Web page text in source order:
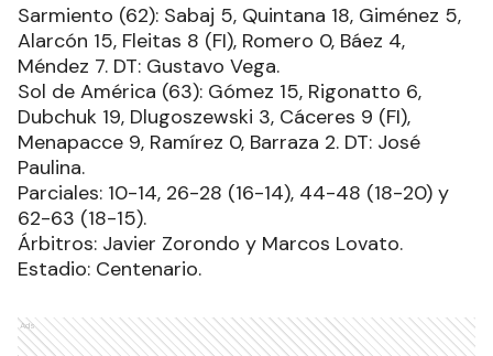
Sarmiento (62): Sabaj 5, Quintana 18, Giménez 5,
Alarcón 15, Fleitas 8 (FI), Romero 0, Báez 4,
Méndez 7. DT: Gustavo Vega.
Sol de América (63): Gómez 15, Rigonatto 6,
Dubchuk 19, Dlugoszewski 3, Cáceres 9 (FI),
Menapacce 9, Ramírez 0, Barraza 2. DT: José
Paulina.
Parciales: 10-14, 26-28 (16-14), 44-48 (18-20) y
62-63 (18-15).
Árbitros: Javier Zorondo y Marcos Lovato.
Estadio: Centenario.
Ads